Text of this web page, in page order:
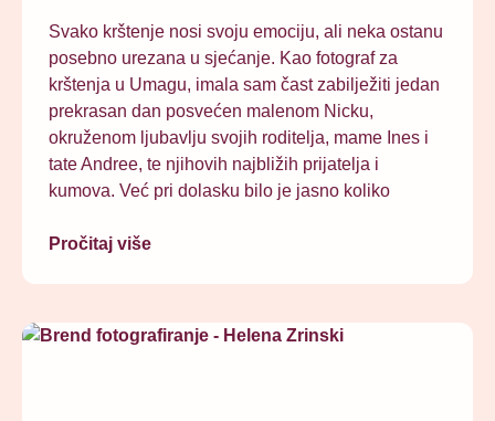
Svako krštenje nosi svoju emociju, ali neka ostanu
posebno urezana u sjećanje. Kao fotograf za
krštenja u Umagu, imala sam čast zabilježiti jedan
prekrasan dan posvećen malenom Nicku,
okruženom ljubavlju svojih roditelja, mame Ines i
tate Andree, te njihovih najbližih prijatelja i
kumova. Već pri dolasku bilo je jasno koliko
Pročitaj više